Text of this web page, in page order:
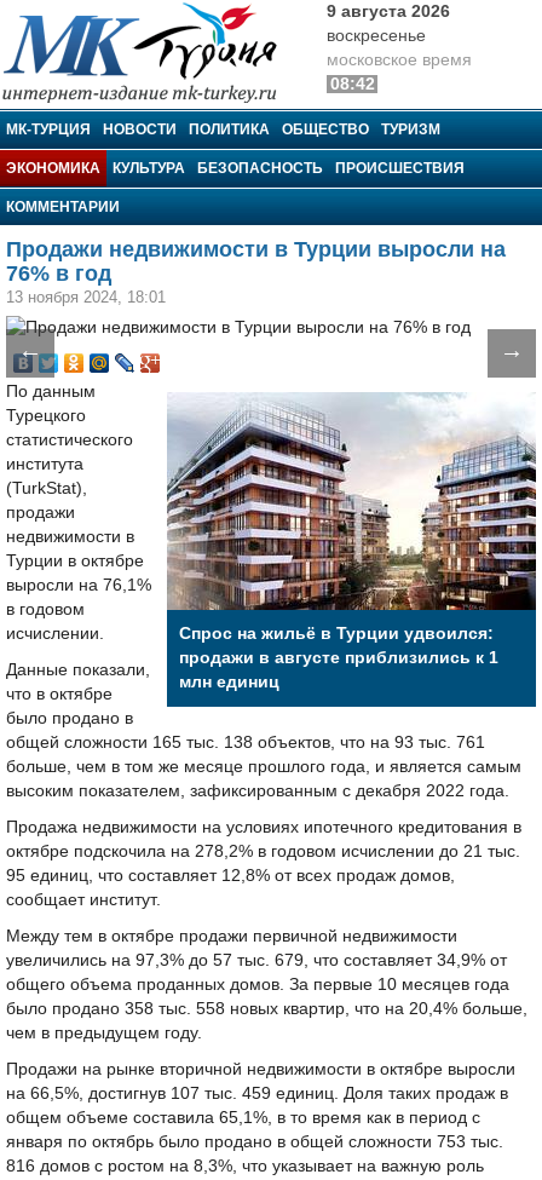
МК-Турция
9 августа 2026
воскресенье
московское время
08:42
МК-ТУРЦИЯ НОВОСТИ ПОЛИТИКА ОБЩЕСТВО ТУРИЗМ
ЭКОНОМИКА КУЛЬТУРА БЕЗОПАСНОСТЬ ПРОИСШЕСТВИЯ
КОММЕНТАРИИ
Продажи недвижимости в Турции выросли на
76% в год
13 ноября 2024, 18:01
← →
Спрос на жильё в Турции удвоился:
продажи в августе приблизились к 1
млн единиц
По данным
Турецкого
статистического
института
(TurkStat),
продажи
недвижимости в
Турции в октябре
выросли на 76,1%
в годовом
исчислении.
Данные показали,
что в октябре
было продано в
общей сложности 165 тыс. 138 объектов, что на 93 тыс. 761
больше, чем в том же месяце прошлого года, и является самым
высоким показателем, зафиксированным с декабря 2022 года.
Продажа недвижимости на условиях ипотечного кредитования в
октябре подскочила на 278,2% в годовом исчислении до 21 тыс.
95 единиц, что составляет 12,8% от всех продаж домов,
сообщает институт.
Между тем в октябре продажи первичной недвижимости
увеличились на 97,3% до 57 тыс. 679, что составляет 34,9% от
общего объема проданных домов. За первые 10 месяцев года
было продано 358 тыс. 558 новых квартир, что на 20,4% больше,
чем в предыдущем году.
Продажи на рынке вторичной недвижимости в октябре выросли
на 66,5%, достигнув 107 тыс. 459 единиц. Доля таких продаж в
общем объеме составила 65,1%, в то время как в период с
января по октябрь было продано в общей сложности 753 тыс.
816 домов с ростом на 8,3%, что указывает на важную роль